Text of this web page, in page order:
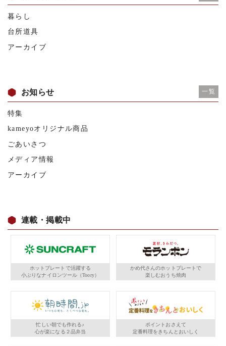
暮らし
台所道具
アーカイブ
お知らせ 一覧
特集
kameyoオリジナル商品
ごあいさつ
メディア情報
アーカイブ
連載・掲載中
ホットプレートで活躍する
小ぶりなナイロンツール（Toory）
かめ代さんのホットプレートで
楽しむおうち焼肉
忙しい朝でも作れる♪
心が楽になる２品弁当
ポイントおさえて
定番料理をきちんとおいしく